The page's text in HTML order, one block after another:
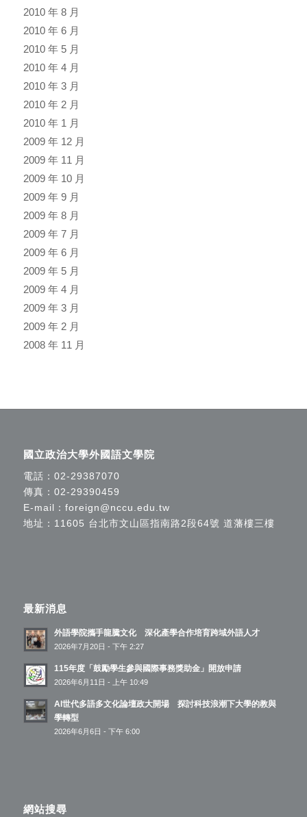
2010 年 8 月
2010 年 6 月
2010 年 5 月
2010 年 4 月
2010 年 3 月
2010 年 2 月
2010 年 1 月
2009 年 12 月
2009 年 11 月
2009 年 10 月
2009 年 9 月
2009 年 8 月
2009 年 7 月
2009 年 6 月
2009 年 5 月
2009 年 4 月
2009 年 3 月
2009 年 2 月
2008 年 11 月
國立政治大學外國語文學院
電話： 02-29387070
傳真：02-29390459
E-mail： foreign@nccu.edu.tw
地址：11605 台北市文山區指南路2段64號 道藩樓三樓
最新消息
外語學院攜手龍騰文化 深化產學合作培育跨域外語人才
2026年7月20日 - 下午 2:27
115年度「鼓勵學生參與國際事務獎助金」開放申請
2026年6月11日 - 上午 10:49
AI世代多語多文化論壇政大開場 探討科技浪潮下大學的教與
學轉型
2026年6月6日 - 下午 6:00
網站搜尋